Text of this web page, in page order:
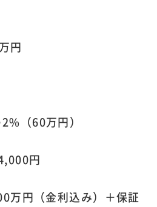
円
（60万円）
円
万円（金利込み）＋保証